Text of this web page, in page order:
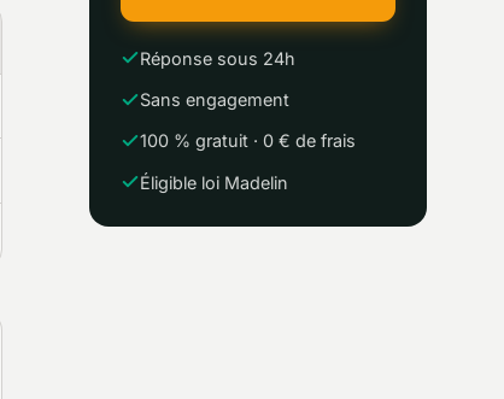
Réponse sous 24h
Sans engagement
100 % gratuit · 0 € de frais
Éligible loi Madelin